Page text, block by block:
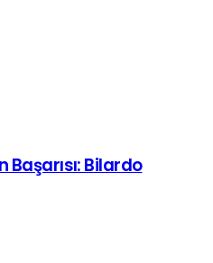
Başarısı: Bilardo